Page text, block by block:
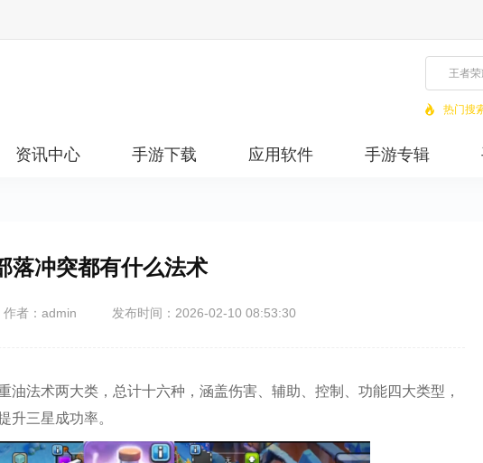
热门搜
资讯中心 手游下载 应用软件 手游专辑
落冲突都有什么法术
作者：admin 发布时间：2026-02-10 08:53:30
油法术两大类，总计十六种，涵盖伤害、辅助、控制、功能四大类型，
升三星成功率。